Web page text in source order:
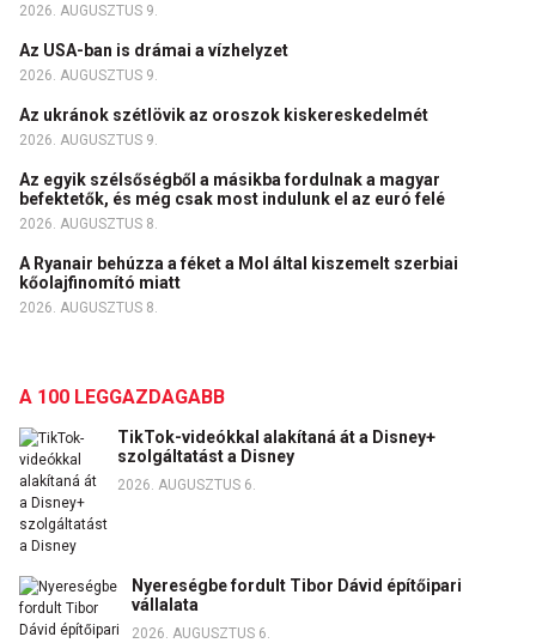
2026. AUGUSZTUS 9.
Az USA-ban is drámai a vízhelyzet
2026. AUGUSZTUS 9.
Az ukránok szétlövik az oroszok kiskereskedelmét
2026. AUGUSZTUS 9.
Az egyik szélsőségből a másikba fordulnak a magyar
befektetők, és még csak most indulunk el az euró felé
2026. AUGUSZTUS 8.
A Ryanair behúzza a féket a Mol által kiszemelt szerbiai
kőolajfinomító miatt
2026. AUGUSZTUS 8.
A 100 LEGGAZDAGABB
TikTok-videókkal alakítaná át a Disney+
szolgáltatást a Disney
2026. AUGUSZTUS 6.
Nyereségbe fordult Tibor Dávid építőipari
vállalata
2026. AUGUSZTUS 6.